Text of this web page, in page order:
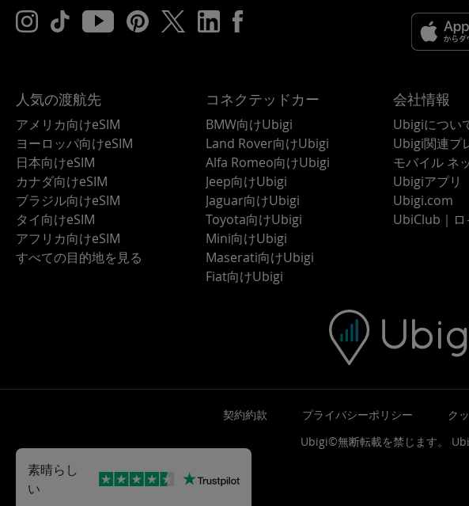
人気の渡航先
アメリカ向けeSIM
ヨーロッパ向けeSIM
日本向けeSIM
カナダ向けeSIM
ブラジル向けeSIM
タイ向けeSIM
アフリカ向けeSIM
すべての目的地を見る
コネクテッドカー
BMW向けUbigi
Land Rover向けUbigi
Alfa Romeo向けUbigi
Jeep向けUbigi
Jaguar向けUbigi
Toyota向けUbigi
Mini向けUbigi
Maserati向けUbigi
Fiat向けUbigi
会社情報
Ubigiについ
Ubigi関連プ
モバイル ネ
Ubigiアプリ
Ubigi.com
UbiClub｜ロ
契約約款 プライバシーポリシー ク
Ubigi©無断転載を禁じます。
素晴らし
い